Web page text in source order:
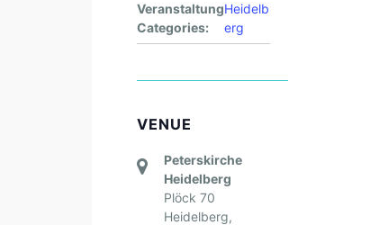
Veranstaltung
Categories:
Heidelb
erg
VENUE
Peterskirche
Heidelberg
Plöck 70
Heidelberg,